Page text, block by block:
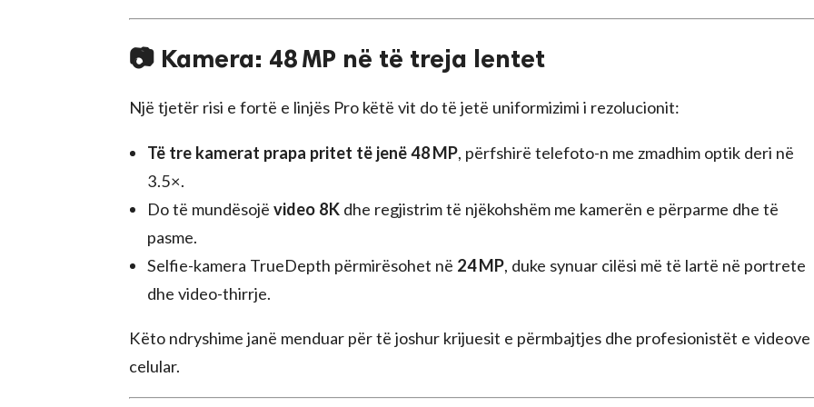
📷 Kamera: 48 MP në të treja lentet
Një tjetër risi e fortë e linjës Pro këtë vit do të jetë uniformizimi i rezolucionit:
Të tre kamerat prapa pritet të jenë 48 MP, përfshirë telefoto-n me zmadhim optik deri në
3.5×.
Do të mundësojë video 8K dhe regjistrim të njëkohshëm me kamerën e përparme dhe të
pasme.
Selfie-kamera TrueDepth përmirësohet në 24 MP, duke synuar cilësi më të lartë në portrete
dhe video-thirrje.
Këto ndryshime janë menduar për të joshur krijuesit e përmbajtjes dhe profesionistët e videove
celular.